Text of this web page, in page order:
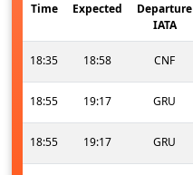
Time Expected
Departure
IATA
18:35 18:58 CNF
18:55 19:17 GRU
18:55 19:17 GRU